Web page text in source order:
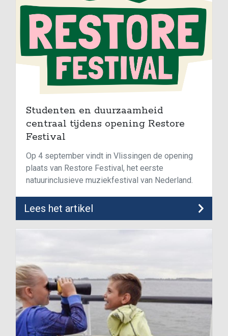
Studenten en duurzaamheid
centraal tijdens opening Restore
Festival
Op 4 september vindt in Vlissingen de opening
plaats van Restore Festival, het eerste
natuurinclusieve muziekfestival van Nederland.
Lees het artikel